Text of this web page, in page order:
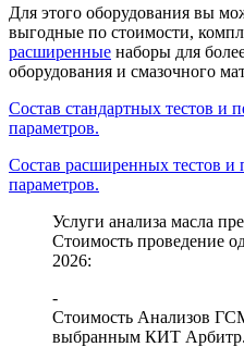
Для этого оборудования вы
выгодные по стоимости,
расширенные наборы для
оборудования и смазочного
Состав стандартных тестов и
параметров.
Состав расширенных тестов и
параметров.
Услуги анализа масла
Стоимость проведение
2026:
-
Стоимость Анализов
выбранным КИТ Арбитр.